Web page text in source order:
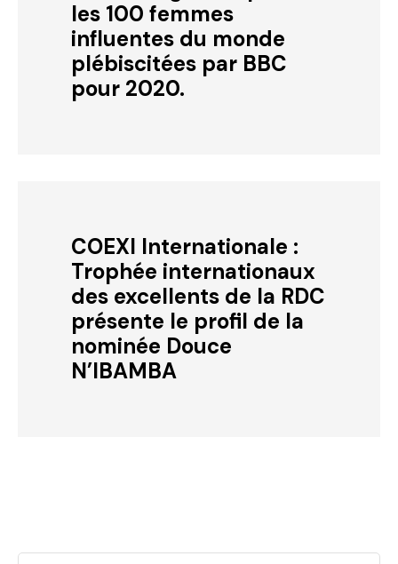
les 100 femmes
influentes du monde
plébiscitées par BBC
pour 2020.
COEXI Internationale :
Trophée internationaux
des excellents de la RDC
présente le profil de la
nominée Douce
N’IBAMBA